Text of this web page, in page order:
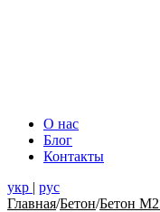
О нас
Блог
Контакты
укр | рус
Главная/Бетон/Бетон